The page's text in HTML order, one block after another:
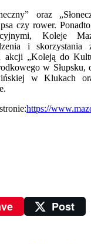
oraz
psa czy rower.
Koleje
i
akcji „Koleją do
w Słupsku,
w Klukach
https://
Post